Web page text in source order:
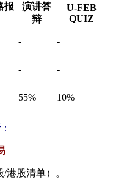
报
​演讲答
辩​
​U-FEB
QUIZ​
- -
- -
55% 10%
​：
/港股清单）。